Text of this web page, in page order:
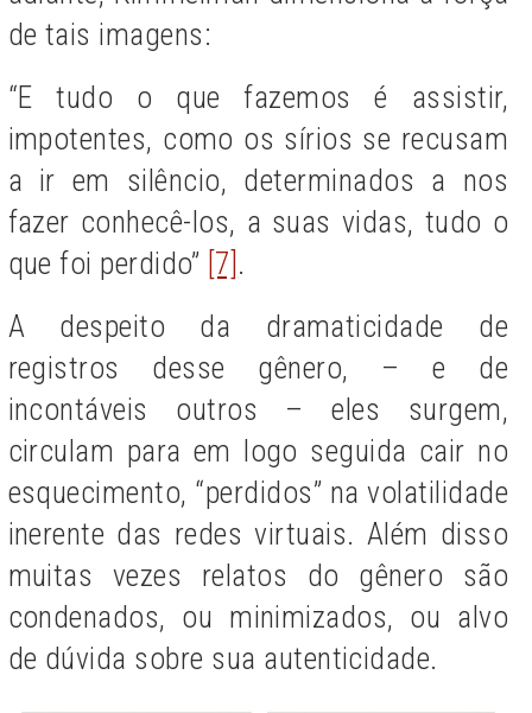
de tais imagens:
“E tudo o que fazemos é assistir,
impotentes, como os sírios se recusam
a ir em silêncio, determinados a nos
fazer conhecê-los, a suas vidas, tudo o
que foi perdido” [7].
A despeito da dramaticidade de
registros desse gênero, – e de
incontáveis outros – eles surgem,
circulam para em logo seguida cair no
esquecimento, “perdidos” na volatilidade
inerente das redes virtuais. Além disso
muitas vezes relatos do gênero são
condenados, ou minimizados, ou alvo
de dúvida sobre sua autenticidade.